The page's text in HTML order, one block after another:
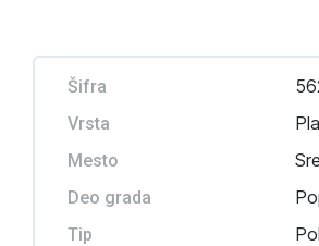
Šifra
Vrsta
Mesto
Deo grada
Tip